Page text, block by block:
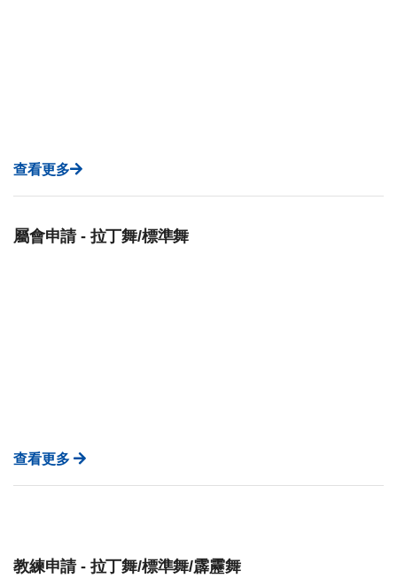
查看更多
屬會申請 - 拉丁舞/標準舞
查看更多
教練申請 - 拉丁舞/標準舞/霹靂舞